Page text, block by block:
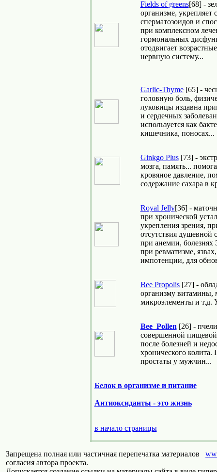
Fields of greens[68] -
организме, укрепляет
сперматозоидов и
при комплексном
гормональных
отодвигает
нервную систему...
Garlic-Thyme[65] -
головную боль,
луковицы издавна
и сердечных
используется как
кишечника, поносах...
Ginkgo Plus[73] -
мозга, память...
кровяное давление,
содержание сахара в
Royal Jelly[36] -
при хронической
укрепления зрения,
отсутствия душевной
при анемии, болезнях
при ревматизме,
импотенции, для
Bee Propolis[27] -
организму
микроэлементы и т.д.
Bee Pollen [26] -
совершенной пищевой
после болезней и
хронического
простаты у мужчин...
Белок в организме и питание
Антиоксиданты - это жизнь
в начало страницы
Запрещена полная или частичная перепечатка материалов
согласия автора проекта.